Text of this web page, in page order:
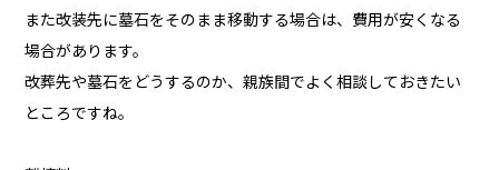
また改装先に墓石をそのまま移動する場合は、費用が安くなる
場合があります。
改葬先や墓石をどうするのか、親族間でよく相談しておきたい
ところですね。